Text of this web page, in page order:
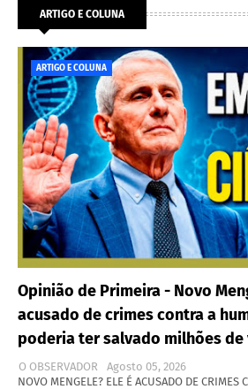
ARTIGO E COLUNA
ARTIGO E COLUNA
Opinião de Primeira - Novo
acusado de crimes contra a
poderia ter salvado milhões de
O OBSERVADOR
Agosto 05, 2026
NOVO MENGELE? ELE É ACUSADO DE CRIMES